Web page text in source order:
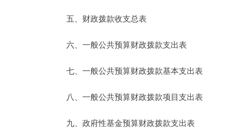
绿色北京
ENGLISH
五、财政拨款收支总表
六、一般公共预算财政拨款支出表
七、一般公共预算财政拨款基本支出表
八、一般公共预算财政拨款项目支出表
九、政府性基金预算财政拨款支出表